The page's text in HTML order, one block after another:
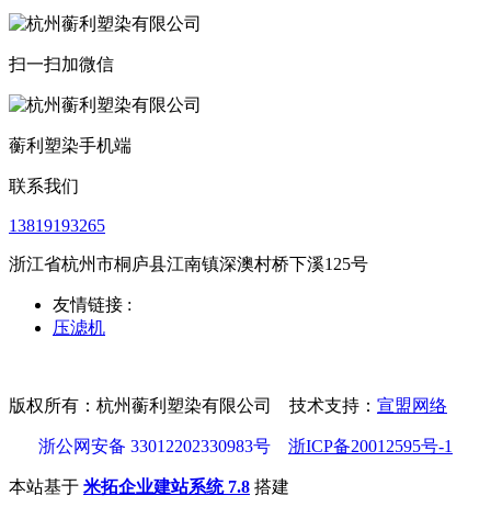
扫一扫加微信
蘅利塑染手机端
联系我们
13819193265
浙江省杭州市桐庐县江南镇深澳村桥下溪125号
友情链接 :
压滤机
版权所有：杭州蘅利塑染有限公司 技术支持： 宣盟网络
浙公网安备 33012202330983号 浙ICP备20012595号-1
本站基于 米拓企业建站系统 7.8 搭建